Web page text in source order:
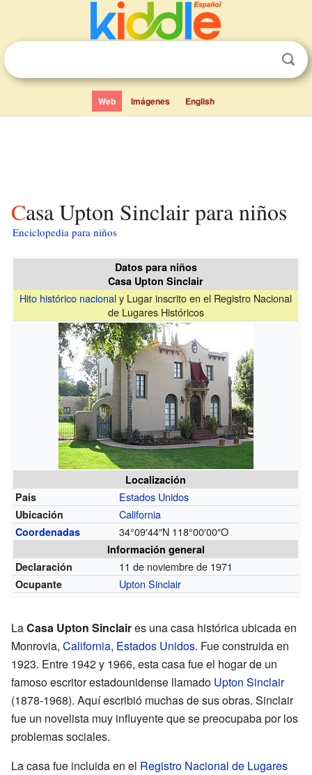
Web Imágenes English
Casa Upton Sinclair para niños
Enciclopedia para niños
Datos para niños
Casa Upton Sinclair
Hito histórico nacionaly Lugar inscrito en el Registro Nacional
de Lugares Históricos
Localización
País
Estados Unidos
Ubicación California
Coordenadas 34°09′44″N 118°00′00″O
Información general
Declaración
11 de noviembre de 1971
Ocupante Upton Sinclair
LaCasa Upton Sinclaires una casa histórica ubicada en
Monrovia, California, Estados Unidos. Fue construida en
1923. Entre 1942 y 1966, esta casa fue el hogar de un
famoso escritor estadounidense llamado Upton Sinclair
(1878-1968). Aquí escribió muchas de sus obras. Sinclair
fue un novelista muy influyente que se preocupaba por los
problemas sociales.
La casa fue incluida en el Registro Nacional de Lugares